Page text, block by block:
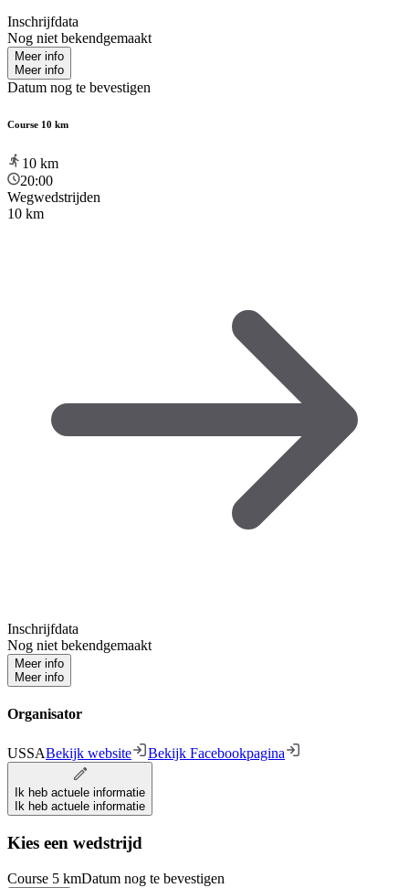
Inschrijfdata
Nog niet bekendgemaakt
Meer info
Meer info
Datum nog te bevestigen
Course 10 km
10 km
20:00
Wegwedstrijden
10 km
Inschrijfdata
Nog niet bekendgemaakt
Meer info
Meer info
Organisator
USSABekijk website Bekijk Facebookpagina
Ik heb actuele informatie
Ik heb actuele informatie
Kies een wedstrijd
Course 5 kmDatum nog te bevestigen